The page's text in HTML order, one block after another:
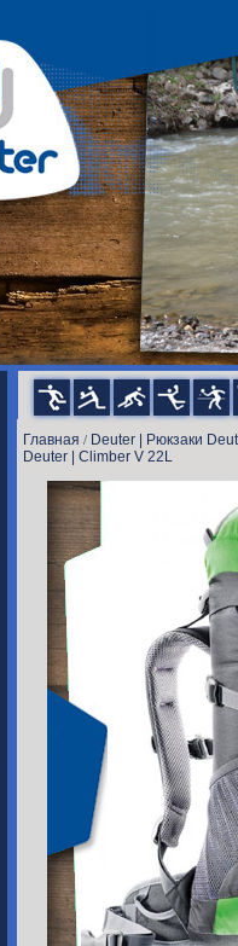
Главная / Deuter | Рюкзаки
Deuter | Climber V 22L